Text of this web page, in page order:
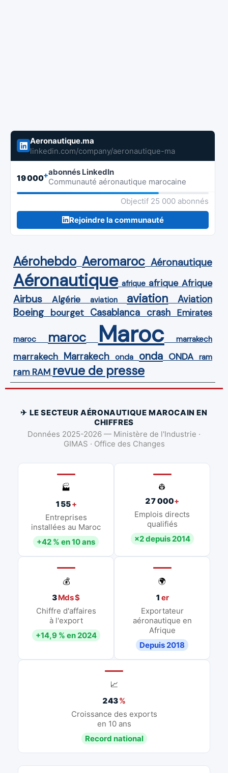
Aeronautique.ma
linkedin.com/company/aeronautique-ma
19 000+abonnés LinkedIn
Communauté aéronautique marocaine
Objectif 25 000 abonnés
Rejoindre la communauté
Aérohebdo Aeromaroc Aéronautique
Aéronautique afrique afrique Afrique
Airbus Algérie aviation aviation Aviation
Boeing bourget Casablanca crash Emirates
maroc maroc Maroc marrakech
marrakech Marrakech onda onda ONDA ram
ram RAM revue de presse
✈ LE SECTEUR AÉRONAUTIQUE MAROCAIN EN
CHIFFRES
Données 2025-2026 — Ministère de l'Industrie ·
GIMAS · Office des Changes
🏭
155+
Entreprises
installées au Maroc
+42 % en 10 ans
👷
27 000+
Emplois directs
qualifiés
×2 depuis 2014
💰
3Mds $
Chiffre d'affaires
à l'export
+14,9 % en 2024
🌍
1 er
Exportateur
aéronautique en
Afrique
Depuis 2018
📈
243%
Croissance des exports
en 10 ans
Record national